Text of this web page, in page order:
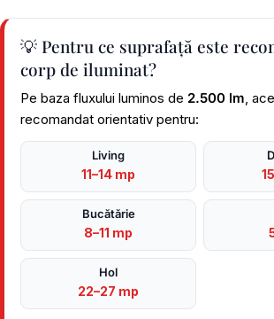
💡 Pentru ce suprafață este
corp de iluminat?
Pe baza fluxului luminos de 2.500 lm,
recomandat orientativ pentru:
Living
11–14 mp
Bucătărie
8–11 mp
Hol
22–27 mp